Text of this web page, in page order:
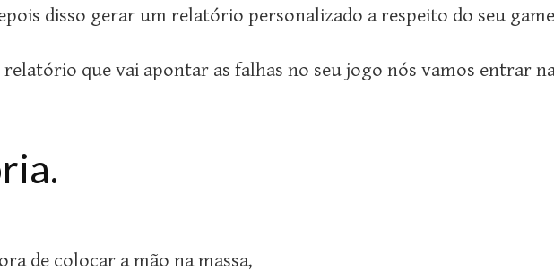
disso gerar um relatório personalizado a respeito do seu
que vai apontar as falhas no seu jogo nós vamos entrar
de colocar a mão na massa,